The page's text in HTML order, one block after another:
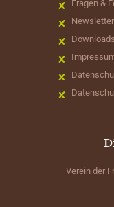
Fragen &
Newsletter
Downloads
Verein der